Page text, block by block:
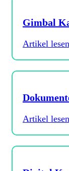
Gimbal
Artikel
Artikel